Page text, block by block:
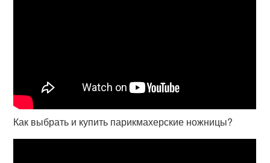
Как выбрать и купить парикмахерские ножницы?